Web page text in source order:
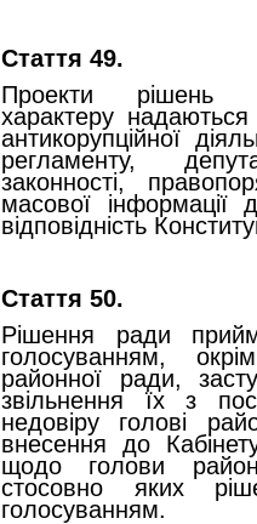
Стаття 49.
Проекти рішень
характеру надаються
антикорупційної
регламенту,
законності,
масової інформації
відповідність
Стаття 50.
Рішення ради
голосуванням,
районної ради,
звільнення їх з
недовіру голові
внесення до
щодо голови
стосовно яких
голосуванням.